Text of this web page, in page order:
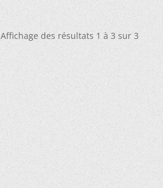
Affichage des résultats 1 à 3 sur 3